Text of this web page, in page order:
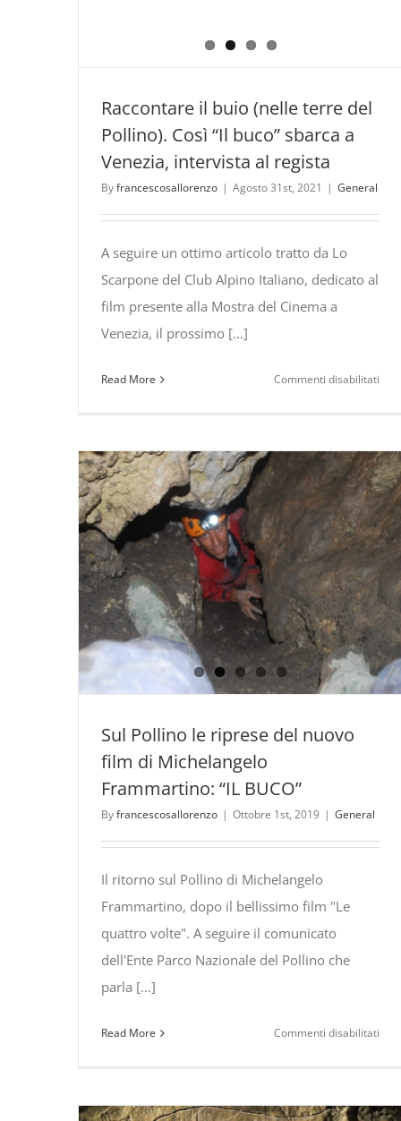
Raccontare il buio (nelle terre del
Pollino). Così “Il buco” sbarca a
Venezia, intervista al regista
Byfrancescosallorenzo | Agosto 31st, 2021 | General
A seguire un ottimo articolo tratto da Lo
Scarpone del Club Alpino Italiano, dedicato al
film presente alla Mostra del Cinema a
Venezia, il prossimo [...]
Read More Commenti disabilitati
(nelle
terre
del
Così
buco”
a
Sul Pollino le riprese del nuovo
film di Michelangelo
Frammartino: “IL BUCO”
Byfrancescosallorenzo | Ottobre 1st, 2019 | General
Il ritorno sul Pollino di Michelangelo
Frammartino, dopo il bellissimo film "Le
quattro volte". A seguire il comunicato
dell'Ente Parco Nazionale del Pollino che
parla [...]
Read More Commenti disabilitati